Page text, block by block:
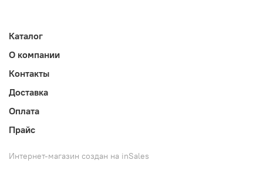
Каталог
О компании
Контакты
Доставка
Оплата
Прайс
Интернет-магазин создан на inSales